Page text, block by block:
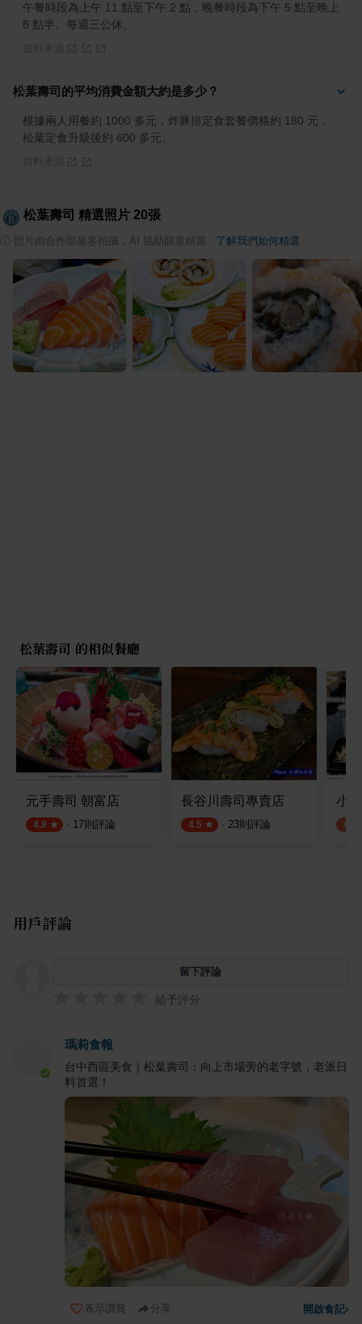
午餐時段為上午 11 點至下午 2 點，晚餐時段為下午 5 點至晚上
8 點半。每週三公休。
松葉壽司的平均消費金額大約是多少？
根據兩人用餐約 1000 多元，炸豚排定食套餐價格約 180 元，
松葉定食升級後約 600 多元。
松葉壽司 精選照片 20張
照片由合作部落客拍攝，AI 協助篩選精選 了解我們如何精選
松葉壽司 的相似餐廳
元手壽司 朝富店
4.8 · 17則評論
長谷川壽司專賣店
4.5 · 23則評論
小
4.2
用戶評論
留下評論
給予評分
瑪莉食報
台中西區美食｜松葉壽司：向上市場旁的老字號，老派日
料首選！
表示讚賞 分享 開啟食記›